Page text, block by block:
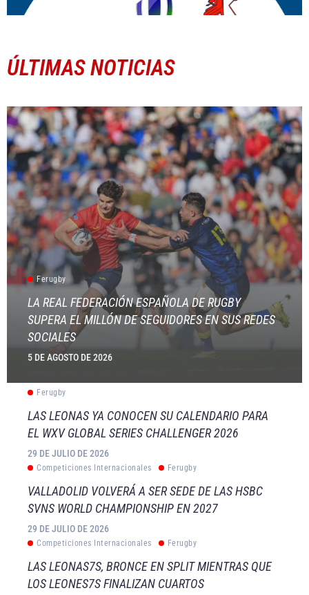
ÚLTIMAS NOTICIAS
Ferugby
LA REAL FEDERACIÓN ESPAÑOLA DE RUGBY
SUPERA EL MILLÓN DE SEGUIDORES EN SUS REDES
SOCIALES
5 DE AGOSTO DE 2026
Ferugby
LAS LEONAS YA CONOCEN SU CALENDARIO PARA
EL WXV GLOBAL SERIES CHALLENGER 2026
29 DE JULIO DE 2026
Competiciones Internacionales Ferugby
VALLADOLID VOLVERÁ A SER SEDE DE LAS HSBC
SVNS WORLD CHAMPIONSHIP EN 2027
29 DE JULIO DE 2026
Competiciones Internacionales Ferugby
LAS LEONAS7S, BRONCE EN SPLIT MIENTRAS QUE
LOS LEONES7S FINALIZAN CUARTOS